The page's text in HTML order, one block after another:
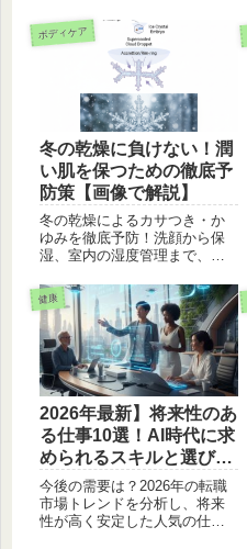
自己表現の手段としても役立
ちます。ピアノの歴史や選び
方、レッスン方法など、ピア
ノに関する情報を詳しく解説
します。
ボディケア
冬の乾燥に負けない！潤
い肌を保つための徹底予
防策【画像で解説】
冬の乾燥によるカサつき・か
ゆみを徹底予防！洗顔から保
湿、室内の湿度管理まで、潤
策を画像付きで分かりやすく
解説します。
健康
2026年最新】将来性のあ
る仕事10選！AI時代に求
められるスキルと選び方
を解説
今後の需要は？2026年の転職
市場トレンドを分析し、将来
性が高く安定した人気の仕事